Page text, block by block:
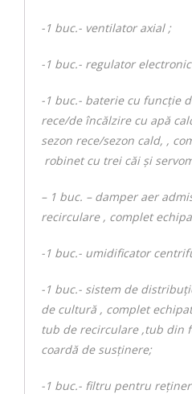
-1 buc.- ventilator
-1 buc.- regulator
-1 buc.- baterie cu funcție
rece/de încălzire cu apă
sezon rece/sezon cald, ,
robinet cu trei căi şi
– 1 buc. – damper aer
recirculare , complet
-1 buc.- umidificator
-1 buc.- sistem de
de cultură , complet
tub de recirculare ,tub din
coardă de susţinere;
-1 buc.- filtru pentru